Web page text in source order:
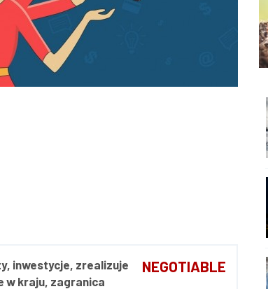
NEGOTIABLE
inwestycje, zrealizuje
w kraju, zagranica